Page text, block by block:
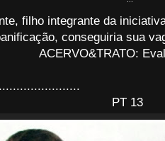
filho integrante da
conseguiria sua
ACERVO&TRATO:
PT 13